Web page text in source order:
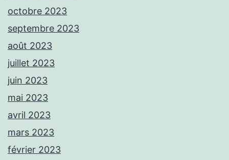
octobre 2023
septembre 2023
août 2023
juillet 2023
juin 2023
mai 2023
avril 2023
mars 2023
février 2023